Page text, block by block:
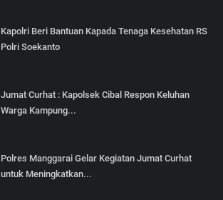
Kapolri Beri Bantuan Kapada Tenaga Kesehatan RS
Polri Soekanto
Jumat Curhat : Kapolsek Cibal Respon Keluhan
Warga Kampung...
Polres Manggarai Gelar Kegiatan Jumat Curhat
untuk Meningkatkan...